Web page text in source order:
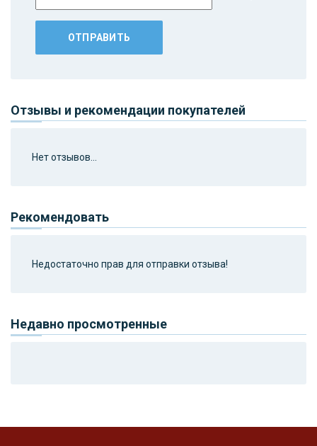
Отзывы и рекомендации покупателей
Нет отзывов...
Рекомендовать
Недостаточно прав для отправки отзыва!
Недавно просмотренные